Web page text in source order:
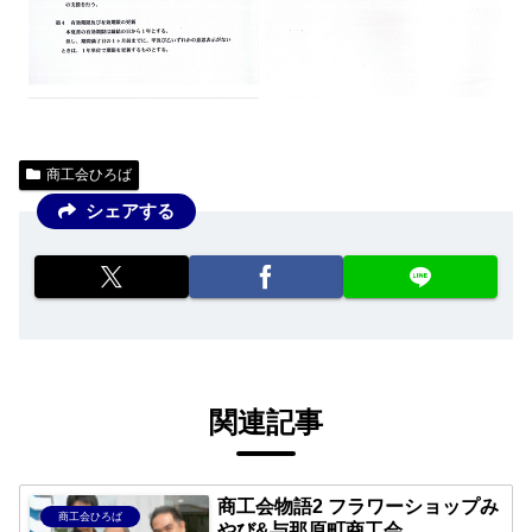
商工会ひろば
シェアする
関連記事
商工会ひろば
商工会物語2 フラワーショップみ